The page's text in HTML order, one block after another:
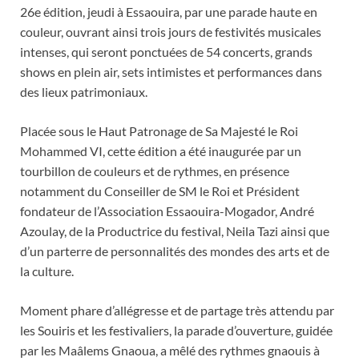
26e édition, jeudi à Essaouira, par une parade haute en
couleur, ouvrant ainsi trois jours de festivités musicales
intenses, qui seront ponctuées de 54 concerts, grands
shows en plein air, sets intimistes et performances dans
des lieux patrimoniaux.
Placée sous le Haut Patronage de Sa Majesté le Roi
Mohammed VI, cette édition a été inaugurée par un
tourbillon de couleurs et de rythmes, en présence
notamment du Conseiller de SM le Roi et Président
fondateur de l’Association Essaouira-Mogador, André
Azoulay, de la Productrice du festival, Neila Tazi ainsi que
d’un parterre de personnalités des mondes des arts et de
la culture.
Moment phare d’allégresse et de partage très attendu par
les Souiris et les festivaliers, la parade d’ouverture, guidée
par les Maâlems Gnaoua, a mêlé des rythmes gnaouis à